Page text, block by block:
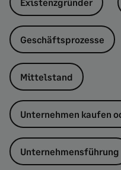
Geschäftsprozesse
Mittelstand
Unternehmen kaufen
Unternehmensführung